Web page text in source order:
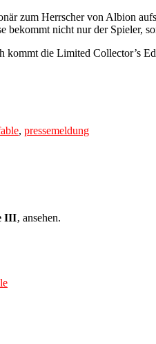
zum Herrscher von Albion
nicht nur der Spieler,
die Limited Collector’s
, pressemeldung
III‚ ansehen.